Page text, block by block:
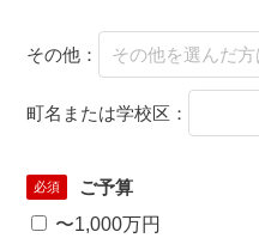
その他：
町名または学校区：
必須
ご予算
〜1,000万円